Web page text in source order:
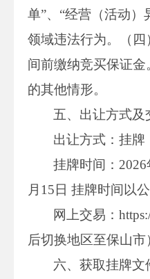
单”、“经营（活动）
领域违法行为。（
间前缴纳竞买保证
的其他情形。
五、出让方式及
出让方式：挂牌
挂牌时间：
月15日 挂牌时间以
网上交易：
后切换地区至保山市
六、获取挂牌文